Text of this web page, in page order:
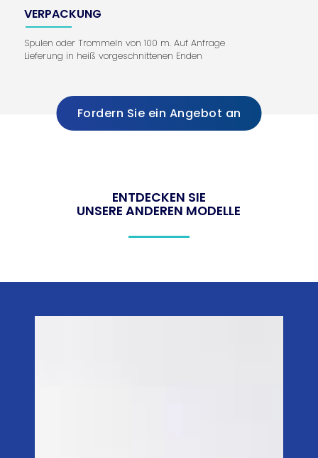
VERPACKUNG
Spulen oder Trommeln von 100 m. Auf Anfrage
Lieferung in heiß vorgeschnittenen Enden
Fordern Sie ein Angebot an
ENTDECKEN SIE
UNSERE ANDEREN MODELLE